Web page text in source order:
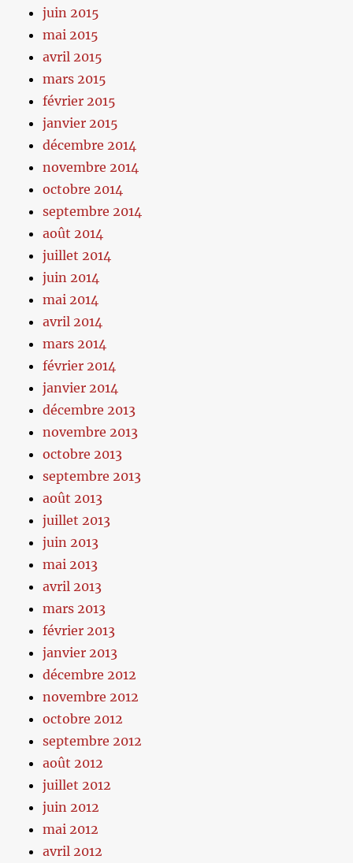
juin 2015
mai 2015
avril 2015
mars 2015
février 2015
janvier 2015
décembre 2014
novembre 2014
octobre 2014
septembre 2014
août 2014
juillet 2014
juin 2014
mai 2014
avril 2014
mars 2014
février 2014
janvier 2014
décembre 2013
novembre 2013
octobre 2013
septembre 2013
août 2013
juillet 2013
juin 2013
mai 2013
avril 2013
mars 2013
février 2013
janvier 2013
décembre 2012
novembre 2012
octobre 2012
septembre 2012
août 2012
juillet 2012
juin 2012
mai 2012
avril 2012